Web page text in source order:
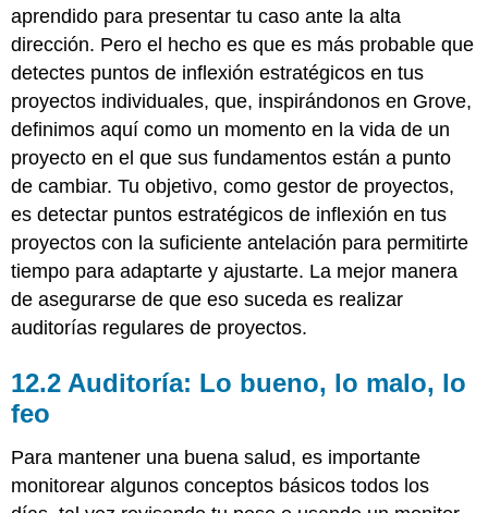
aprendido para presentar tu caso ante la alta
dirección. Pero el hecho es que es más probable que
detectes puntos de inflexión estratégicos en tus
proyectos individuales, que, inspirándonos en Grove,
definimos aquí como un momento en la vida de un
proyecto en el que sus fundamentos están a punto
de cambiar. Tu objetivo, como gestor de proyectos,
es detectar puntos estratégicos de inflexión en tus
proyectos con la suficiente antelación para permitirte
tiempo para adaptarte y ajustarte. La mejor manera
de asegurarse de que eso suceda es realizar
auditorías regulares de proyectos.
12.2 Auditoría: Lo bueno, lo malo, lo
feo
Para mantener una buena salud, es importante
monitorear algunos conceptos básicos todos los